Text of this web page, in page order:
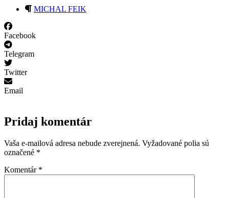
MICHAL FEIK
Facebook
Telegram
Twitter
Email
Pridaj komentár
Vaša e-mailová adresa nebude zverejnená. Vyžadované polia sú
označené *
Komentár *